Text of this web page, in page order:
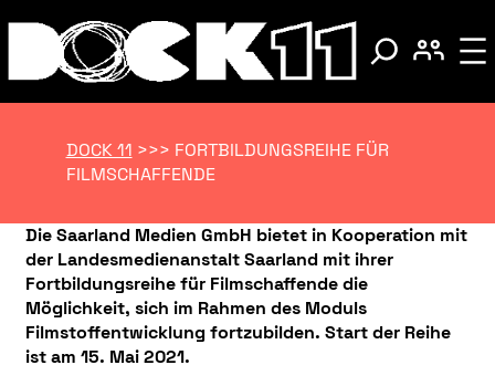
DOCK 11 >>> FORTBILDUNGSREIHE FÜR
FILMSCHAFFENDE
Die Saarland Medien GmbH bietet in Kooperation mit
der Landesmedienanstalt Saarland mit ihrer
Fortbildungsreihe für Filmschaffende die
Möglichkeit, sich im Rahmen des Moduls
Filmstoffentwicklung fortzubilden. Start der Reihe
ist am 15. Mai 2021.